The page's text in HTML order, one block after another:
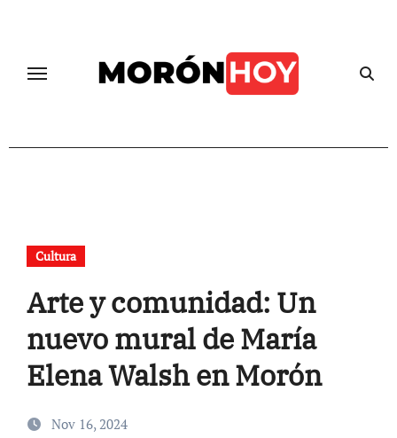
Cultura
Arte y comunidad: Un
nuevo mural de María
Elena Walsh en Morón
Nov 16, 2024